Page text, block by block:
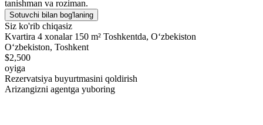
tanishman va roziman.
Sotuvchi bilan bog'laning
Siz ko'rib chiqasiz
Kvartira 4 xonalar 150 m² Toshkentda, Oʻzbekiston
Oʻzbekiston, Toshkent
$2,500
oyiga
Rezervatsiya buyurtmasini qoldirish
Arizangizni agentga yuboring